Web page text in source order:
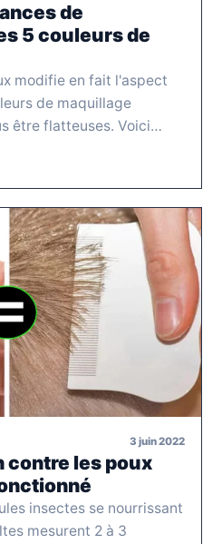
de
5 couleurs de
modifie en fait l'aspect
de maquillage
être flatteuses. Voici…
3 juin 2022
contre les poux
insectes se nourrissant
mesurent 2 à 3